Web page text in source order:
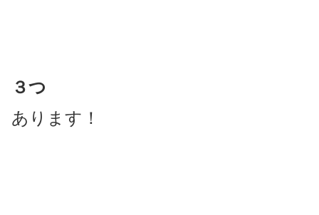
３つ
あります！